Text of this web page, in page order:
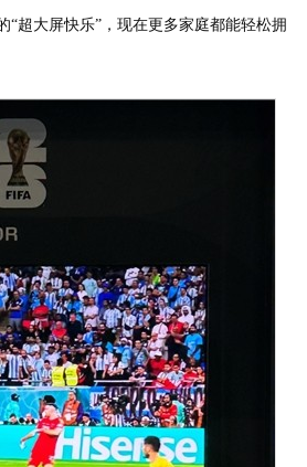
超大屏快乐”，现在更多家庭都能轻松拥